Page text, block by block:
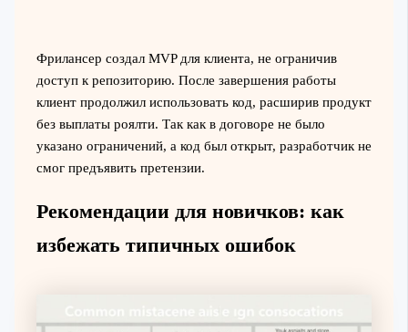
Фрилансер создал MVP для клиента, не ограничив
доступ к репозиторию. После завершения работы
клиент продолжил использовать код, расширив продукт
без выплаты роялти. Так как в договоре не было
указано ограничений, а код был открыт, разработчик не
смог предъявить претензии.
Рекомендации для новичков: как
избежать типичных ошибок